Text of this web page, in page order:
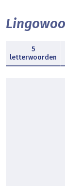
5
letterwoorden